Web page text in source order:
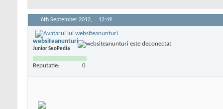
6th September 2012, 12:49
websiteanunturi
Junior SeoPedia
Reputatie: 0